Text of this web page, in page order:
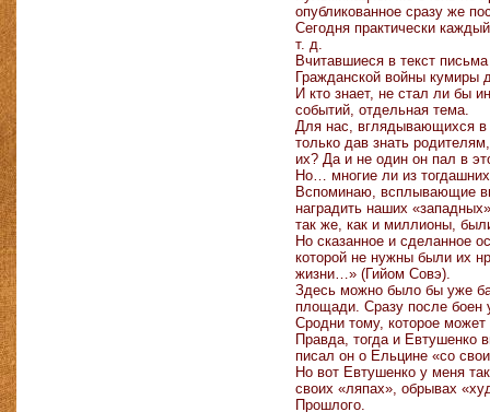
опубликованное сразу же
Сегодня практически
т. д.
Вчитавшиеся в текст
Гражданской войны
И кто знает, не стал ли бы
событий, отдельная тема.
Для нас, вглядывающихся в
только дав знать
их? Да и не один он пал в
Но… многие ли из
Вспоминаю, всплывающие
наградить наших
так же, как и миллионы,
Но сказанное и сделанное
которой не нужны были их
жизни…» (Гийом Совэ).
Здесь можно было бы уже
площади. Сразу после боен
Сродни тому, которое
Правда, тогда и Евтушенко
писал он о Ельцине «со
Но вот Евтушенко у меня
своих «ляпах», обрывах
Прошлого.